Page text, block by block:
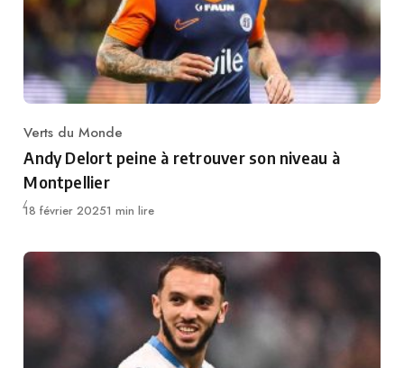
Category
Verts du Monde
Andy Delort peine à retrouver son niveau à
Montpellier
Publié
18 février 20251 min lire